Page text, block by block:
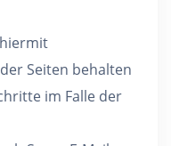
Seiten behalten
im Falle der